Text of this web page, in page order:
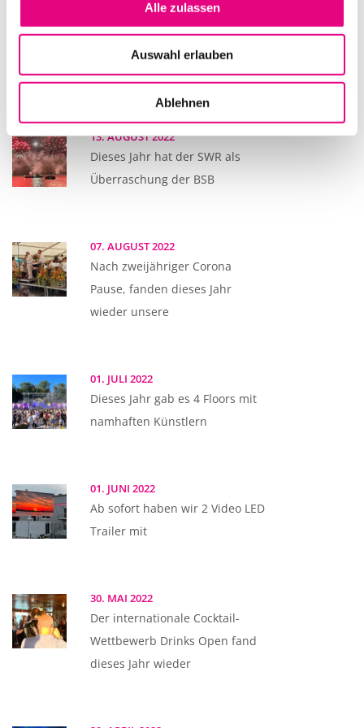
Alle zulassen
Auswahl erlauben
Ablehnen
14. AUGUST 2022
Passend zum Wochenende des
13. AUGUST 2022
Dieses Jahr hat der SWR als
Überraschung der BSB
07. AUGUST 2022
Nach zweijähriger Corona
Pause, fanden dieses Jahr
wieder unsere
01. JULI 2022
Dieses Jahr gab es 4 Floors mit
namhaften Künstlern
01. JUNI 2022
Ab sofort haben wir 2 Video LED
Trailer mit
30. MAI 2022
Der internationale Cocktail-
Wettbewerb Drinks Open fand
dieses Jahr wieder